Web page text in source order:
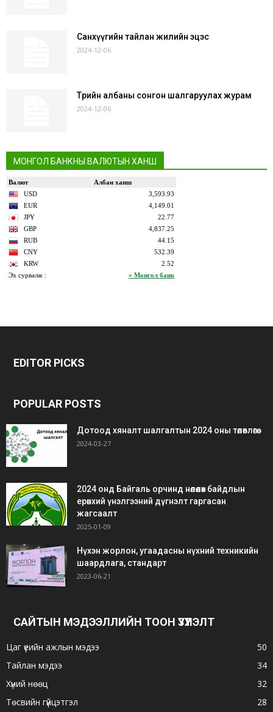
Санхүүгийн тайлан жилийн эцэс
2024-12-06
Төрийн албаны сонгон шалгаруулах журам
2024-12-06
МОНГОЛ БАНКНЫ ВАЛЮТЫН ХАНШ
siteler
EDITOR PICKS
POPULAR POSTS
Дотоод хяналт шалгалтын 2024 оны төлөвлөгөө
2024-03-27
2024 онд Байгаль орчинд нөлөөлөх байдлын
ерөнхий үнэлгээний дүгнэлт гаргасан
жагсаалт
2025-01-09
Нүхэн жорлон, угаадасны нүхний техникийн
шаардлага, стандарт
2023-06-21
САЙТЫН МЭДЭЭЛЛИЙН ТООН ҮЗҮҮЛЭЛТ
Цаг үеийн ажлын мэдээ
50
Тайлан мэдээ
34
Хүний нөөц
32
Төсвийн гүйцэтгэл
28